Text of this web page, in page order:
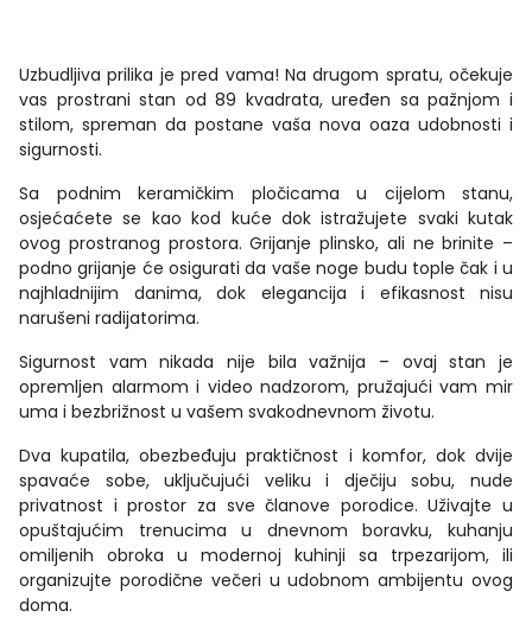
Uzbudljiva prilika je pred vama! Na drugom spratu, očekuje
vas prostrani stan od 89 kvadrata, uređen sa pažnjom i
stilom, spreman da postane vaša nova oaza udobnosti i
sigurnosti.
Sa podnim keramičkim pločicama u cijelom stanu,
osjećaćete se kao kod kuće dok istražujete svaki kutak
ovog prostranog prostora. Grijanje plinsko, ali ne brinite –
podno grijanje će osigurati da vaše noge budu tople čak i u
najhladnijim danima, dok elegancija i efikasnost nisu
narušeni radijatorima.
Sigurnost vam nikada nije bila važnija – ovaj stan je
opremljen alarmom i video nadzorom, pružajući vam mir
uma i bezbrižnost u vašem svakodnevnom životu.
Dva kupatila, obezbeđuju praktičnost i komfor, dok dvije
spavaće sobe, uključujući veliku i dječiju sobu, nude
privatnost i prostor za sve članove porodice. Uživajte u
opuštajućim trenucima u dnevnom boravku, kuhanju
omiljenih obroka u modernoj kuhinji sa trpezarijom, ili
organizujte porodične večeri u udobnom ambijentu ovog
doma.